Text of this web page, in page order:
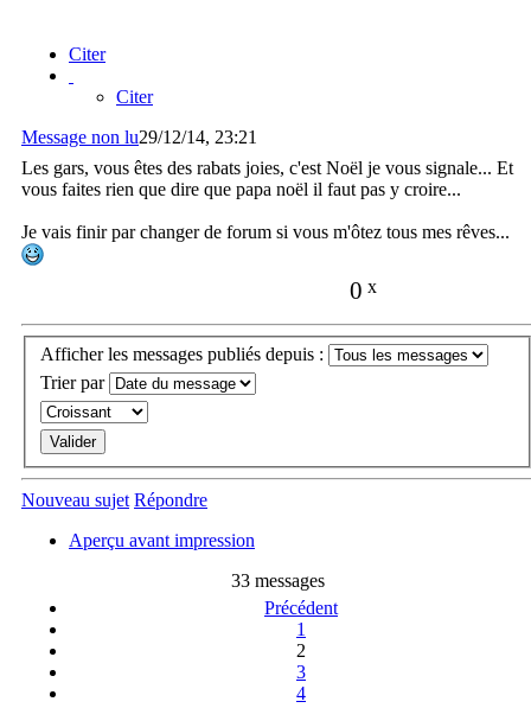
Citer
Citer
Message non lu29/12/14, 23:21
Les gars, vous êtes des rabats joies, c'est Noël je vous signale... Et
vous faites rien que dire que papa noël il faut pas y croire...
Je vais finir par changer de forum si vous m'ôtez tous mes rêves...
0 x
Afficher les messages publiés depuis :
Trier par
Nouveau sujet Répondre
Aperçu avant impression
33 messages
Précédent
1
2
3
4